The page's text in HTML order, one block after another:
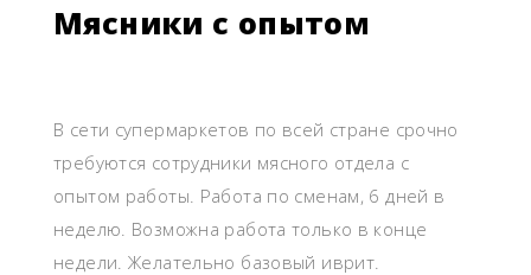
Мясники с опытом
В сети супермаркетов по всей стране срочно
требуются сотрудники мясного отдела с
опытом работы. Работа по сменам, 6 дней в
неделю. Возможна работа только в конце
недели. Желательно базовый иврит.